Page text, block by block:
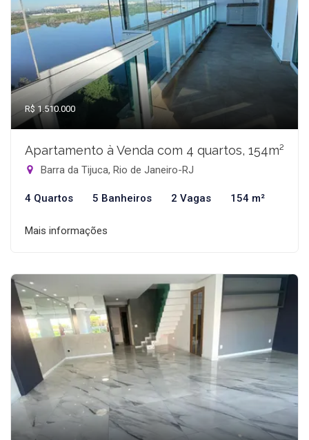
R$ 1.510.000
Apartamento à Venda com 4 quartos, 154m²
Barra da Tijuca, Rio de Janeiro-RJ
4 Quartos 5 Banheiros 2 Vagas 154 m²
Mais informações